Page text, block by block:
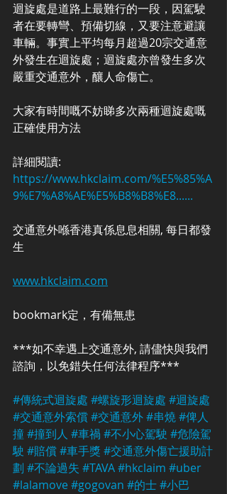
迴旋處是道路上最難行的一段，因駕駛
者在要轉彎、預備切線，又要注意避讓
車輛。事實上平均每月超過20宗交通意
外發生在迴旋處；迴旋處亦曾發生多次
嚴重交通意外，釀人命傷亡。
大家有時間嘅不妨睇多次兩種迴旋處嘅
正確使用方法
詳細閱讀:
https://www.hkclaim.com/%E5%85%A
9%E7%A8%AE%E5%B8%B8%E8......
交通意外喺香港真係息息相關, 每日都發
生
www.hkclaim.com
bookmark定，有備無患
***如不幸遇上交通意外, 請儘快與我們
諮詢，以免錯失任何法律程序***
#傳統式迴旋處 #螺旋形迴旋處 #迴旋處
#交通意外索償#交通意外#串燒#俾人
撞#撞到人 #車禍 #不小心駕駛 #危險駕
駛 #賠償#車手獎#交通意外傷亡援助計
劃 #不論過失 #TAVA#hkclaim #uber
#lalamove#gogovan #的士#小巴